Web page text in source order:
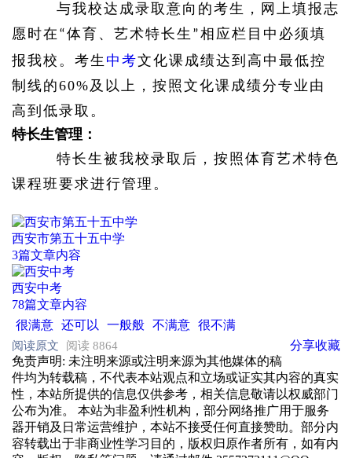
与我校达成录取意向的考生，网上填报志
愿时在 “体育、艺术特长生 ”相应栏目中必须填
报我校。考生 中考文化课成绩达到高中最低控
制线的60%及以上，按照文化课成绩分专业由
高到低录取。
特长生管理：
特长生被我校录取后，按照体育艺术特色
课程班要求进行管理。
西安市第五十五中学
3篇文章内容
西安中考
78篇文章内容
很满意 还可以 一般般 不满意 很不满
阅读原文 阅读 8864 收藏
分享
免责声明: 未注明来源或注明来源为其他媒体的稿
件均为转载稿，不代表本站观点和立场或证实其内容的真实
性，本站所提供的信息仅供参考，相关信息敬请以权威部门
公布为准。 本站为非盈利性机构，部分网络推广用于服务
器开销及日常运营维护，本站不接受任何直接赞助。部分内
容转载出于非商业性学习目的，版权归原作者所有，如有内